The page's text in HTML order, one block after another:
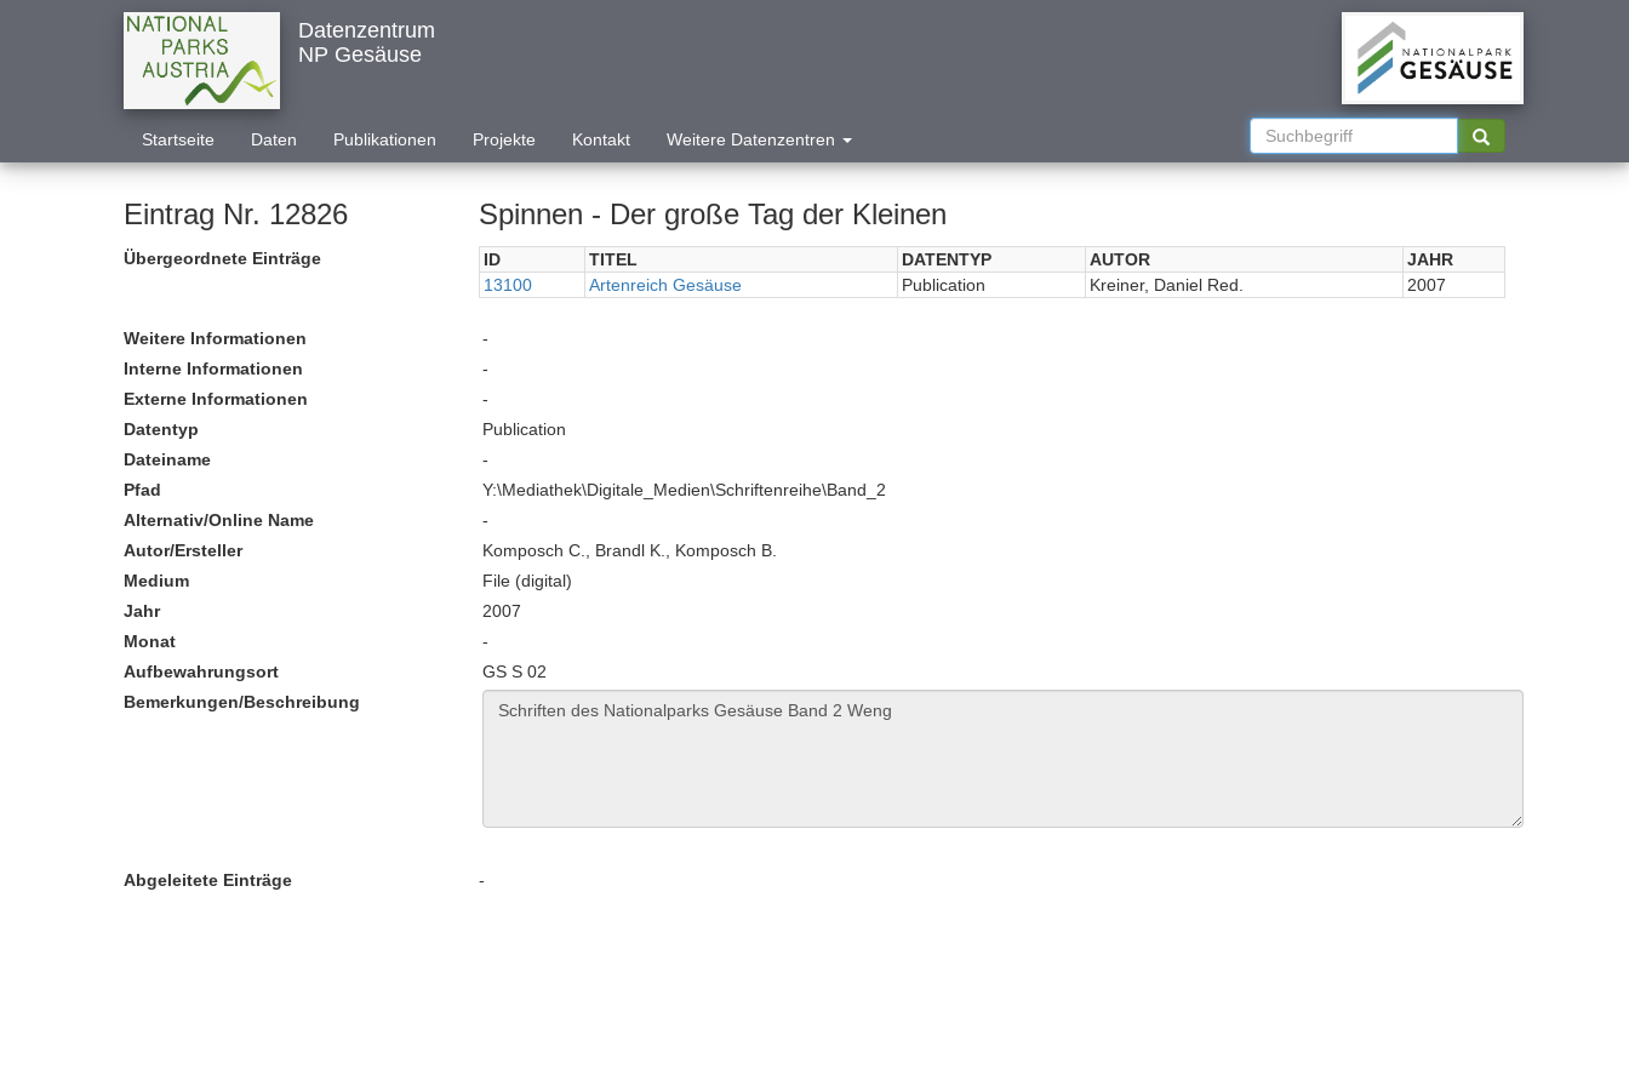
Datenzentrum
NP Gesäuse
Startseite Daten Publikationen Projekte Kontakt Weitere Datenzentren
Eintrag Nr. 12826 Spinnen - Der große Tag der Kleinen
Übergeordnete Einträge ID TITEL DATENTYP AUTOR
JAHR
13100
Artenreich Gesäuse Publication Kreiner, Daniel Red. 2007
Weitere Informationen
-
Interne Informationen
-
Externe Informationen
-
Datentyp
Publication
Dateiname
-
Pfad
Y:\Mediathek\Digitale_Medien\Schriftenreihe\Band_2
Alternativ/Online Name
-
Autor/Ersteller
Komposch C., Brandl K., Komposch B.
Medium
File (digital)
Jahr
2007
Monat
-
Aufbewahrungsort
GS S 02
Bemerkungen/Beschreibung
Abgeleitete Einträge -